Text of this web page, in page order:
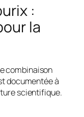
:
la
combinaison
documentée à
scientifique.